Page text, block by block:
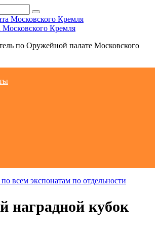
Кремля
по Оружейной палате Московского
всем экспонатам по отдельности
наградной кубок